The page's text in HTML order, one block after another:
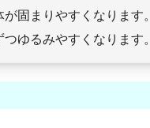
固まりやすくなります。
ゆるみやすくなります。